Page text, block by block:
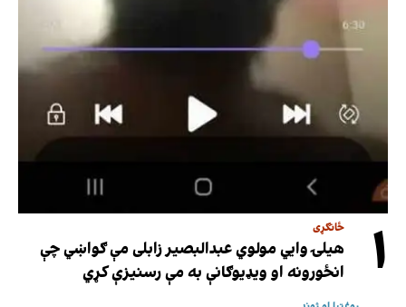
۱ ځانګړی
هیلۍ وایي مولوي عبدالبصیر زابلی مې ګواښي چې
انځورونه او ویډیوګانې به مې رسنیزې کړي